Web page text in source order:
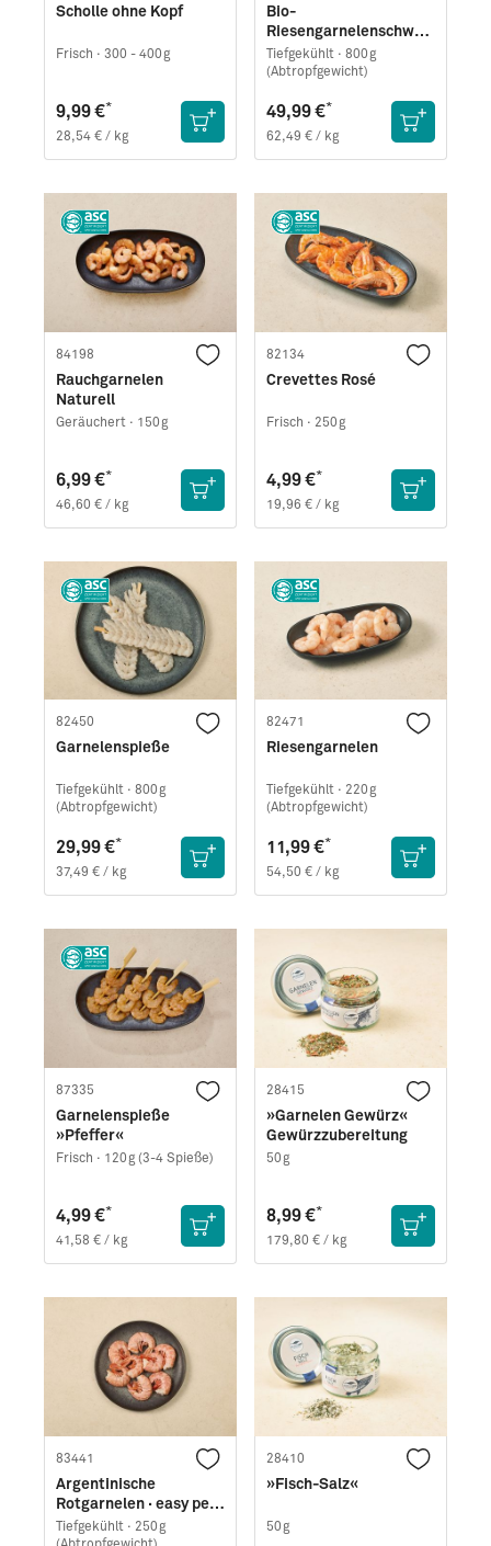
Scholle ohne Kopf
Frisch · 300 - 400g
9,99 €*
28,54 € / kg
Bio-
Riesengarnelenschwän
ze (Black Tiger) · mittel
· easy peel
Tiefgekühlt · 800g
(Abtropfgewicht)
49,99 €*
62,49 € / kg
84198
Rauchgarnelen
Naturell
Geräuchert · 150g
6,99 €*
46,60 € / kg
82134
Crevettes Rosé
Frisch · 250g
4,99 €*
19,96 € / kg
82450
Garnelenspieße
Tiefgekühlt · 800g
(Abtropfgewicht)
29,99 €*
37,49 € / kg
82471
Riesengarnelen
Tiefgekühlt · 220g
(Abtropfgewicht)
11,99 €*
54,50 € / kg
87335
Garnelenspieße
»Pfeffer«
Frisch · 120g (3-4 Spieße)
4,99 €*
41,58 € / kg
28415
»Garnelen Gewürz«
Gewürzzubereitung
50g
8,99 €*
179,80 € / kg
83441
Argentinische
Rotgarnelen · easy peel
(250g)
Tiefgekühlt · 250g
28410
»Fisch-Salz«
50g